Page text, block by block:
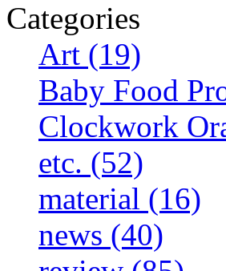
Categories
Art (19)
Baby Food
Clockwork
etc. (52)
material (16)
news (40)